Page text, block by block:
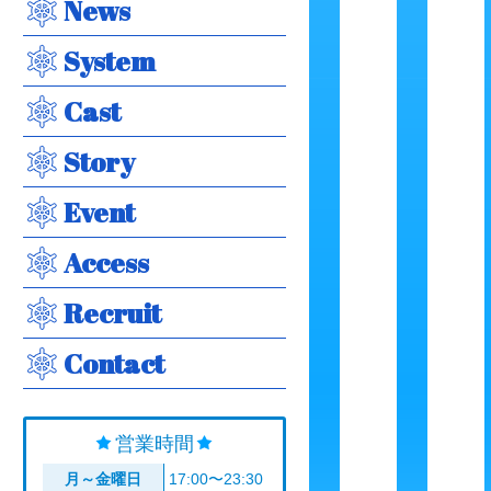
News
System
Cast
Story
Event
Access
Recruit
Contact
営業時間
月～金曜日
17:00〜23:30